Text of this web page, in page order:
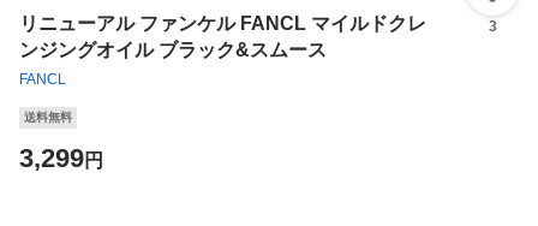
リニューアル ファンケル FANCL マイルドクレ
ンジングオイル ブラック&スムース
FANCL
3
送料無料
3,299円